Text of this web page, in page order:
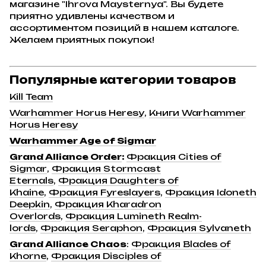
магазине "Ihrova Maysternya". Вы будете
приятно удивлены качеством и
ассортиментом позиций в нашем каталоге.
Желаем приятных покупок!
Популярные категории товаров
Kill Team
Warhammer Horus Heresy, Книги Warhammer
Horus Heresy
Warhammer Age of Sigmar
Grand Alliance Order: Фракция Cities of
Sigmar, Фракция Stormcast
Eternals, Фракция Daughters of
Khaine, Фракция Fyreslayers, Фракция Idoneth
Deepkin, Фракция Kharadron
Overlords, Фракция Lumineth Realm-
lords, Фракция Seraphon, Фракция Sylvaneth
Grand Alliance Chaos: Фракция Blades of
Khorne, Фракция Disciples of